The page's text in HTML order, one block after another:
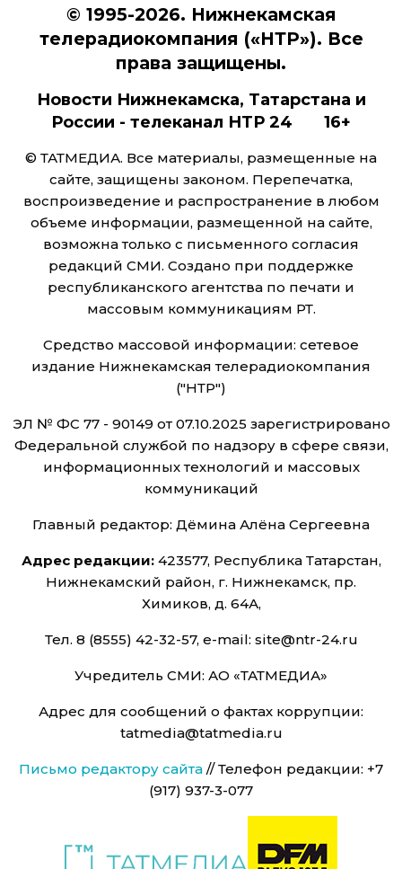
© 1995-2026. Нижнекамская
телерадиокомпания («НТР»). Все
права защищены.
Новости Нижнекамска, Татарстана и
России - телеканал НТР 24 16+
© ТАТМЕДИА. Все материалы, размещенные на
сайте, защищены законом. Перепечатка,
воспроизведение и распространение в любом
объеме информации, размещенной на сайте,
возможна только с письменного согласия
редакций СМИ. Создано при поддержке
республиканского агентства по печати и
массовым коммуникациям РТ.
Средство массовой информации: сетевое
издание Нижнекамская телерадиокомпания
("НТР")
ЭЛ № ФС 77 - 90149 от 07.10.2025 зарегистрировано
Федеральной службой по надзору в сфере связи,
информационных технологий и массовых
коммуникаций
Главный редактор: Дёмина Алёна Сергеевна
Адрес редакции:423577, Республика Татарстан,
Нижнекамский район, г. Нижнекамск, пр.
Химиков, д. 64А,
Тел. 8 (8555) 42-32-57, e-mail: site@ntr-24.ru
Учредитель СМИ: АО «ТАТМЕДИА»
Адрес для сообщений о фактах коррупции:
tatmedia@tatmedia.ru
Письмо редактору сайта // Телефон редакции: +7
(917) 937-3-077